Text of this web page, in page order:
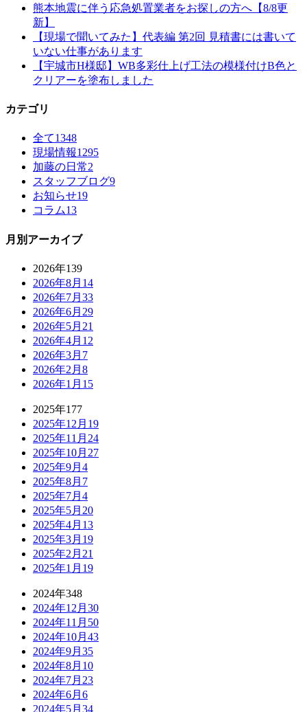
熊本地震に伴う応急処置業者をお探しの方へ【8/8更
新】
【現場で聞いてみた】代表編 第2回 見積書には書いて
いない仕事があります
【宇城市H様邸】WB多彩仕上げ工法の模様付けB色と
クリアーを塗布しました
カテゴリ
全て1348
現場情報1295
加藤の日常2
スタッフブログ9
お知らせ19
コラム13
月別アーカイブ
2026年139
2026年8月 14
2026年7月 33
2026年6月 29
2026年5月 21
2026年4月 12
2026年3月 7
2026年2月 8
2026年1月 15
2025年177
2025年12月 19
2025年11月 24
2025年10月 27
2025年9月 4
2025年8月 7
2025年7月 4
2025年5月 20
2025年4月 13
2025年3月 19
2025年2月 21
2025年1月 19
2024年348
2024年12月 30
2024年11月 50
2024年10月 43
2024年9月 35
2024年8月 10
2024年7月 23
2024年6月 6
2024年5月 34